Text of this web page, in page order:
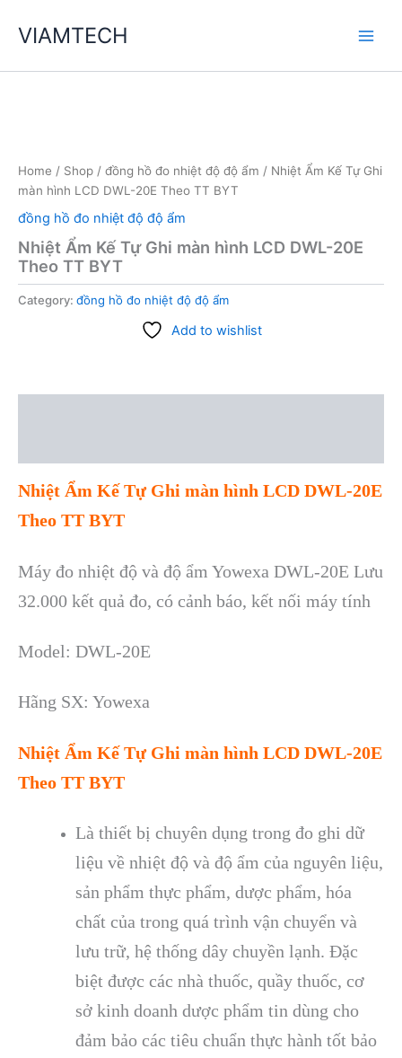
VIAMTECH
Home / Shop / đồng hồ đo nhiệt độ độ ẩm / Nhiệt Ẩm Kế Tự Ghi
màn hình LCD DWL-20E Theo TT BYT
đồng hồ đo nhiệt độ độ ẩm
Nhiệt Ẩm Kế Tự Ghi màn hình LCD DWL-20E
Theo TT BYT
Category: đồng hồ đo nhiệt độ độ ẩm
Add to wishlist
Nhiệt Ẩm Kế Tự Ghi màn hình LCD DWL-20E
Theo TT BYT
Máy đo nhiệt độ và độ ẩm Yowexa DWL-20E Lưu
32.000 kết quả đo, có cảnh báo, kết nối máy tính
Model: DWL-20E
Hãng SX: Yowexa
Nhiệt Ẩm Kế Tự Ghi màn hình LCD DWL-20E
Theo TT BYT
Là thiết bị chuyên dụng trong đo ghi dữ
liệu về nhiệt độ và độ ẩm của nguyên liệu,
sản phẩm thực phẩm, dược phẩm, hóa
chất của trong quá trình vận chuyển và
lưu trữ, hệ thống dây chuyền lạnh. Đặc
biệt được các nhà thuốc, quầy thuốc, cơ
sở kinh doanh dược phẩm tin dùng cho
đảm bảo các tiêu chuẩn thực hành tốt bảo